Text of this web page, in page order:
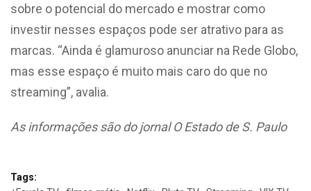
sobre o potencial do mercado e mostrar como
investir nesses espaços pode ser atrativo para as
marcas. “Ainda é glamuroso anunciar na Rede Globo,
mas esse espaço é muito mais caro do que no
streaming”, avalia.
As informações são do jornal O Estado de S. Paulo
Tags: